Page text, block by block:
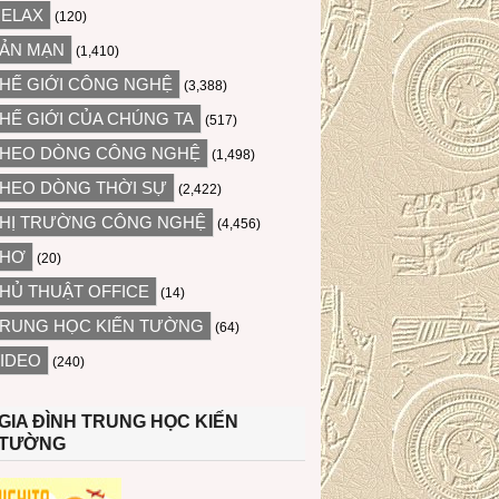
(120)
MẠN (1,410)
GIỚI CÔNG NGHỆ (3,388)
GIỚI CỦA CHÚNG TA (517)
DÒNG CÔNG NGHỆ (1,498)
DÒNG THỜI SỰ (2,422)
TRƯỜNG CÔNG NGHỆ (4,456)
(20)
THUẬT OFFICE (14)
HỌC KIẾN TƯỜNG (64)
(240)
ĐÌNH TRUNG HỌC KIẾN